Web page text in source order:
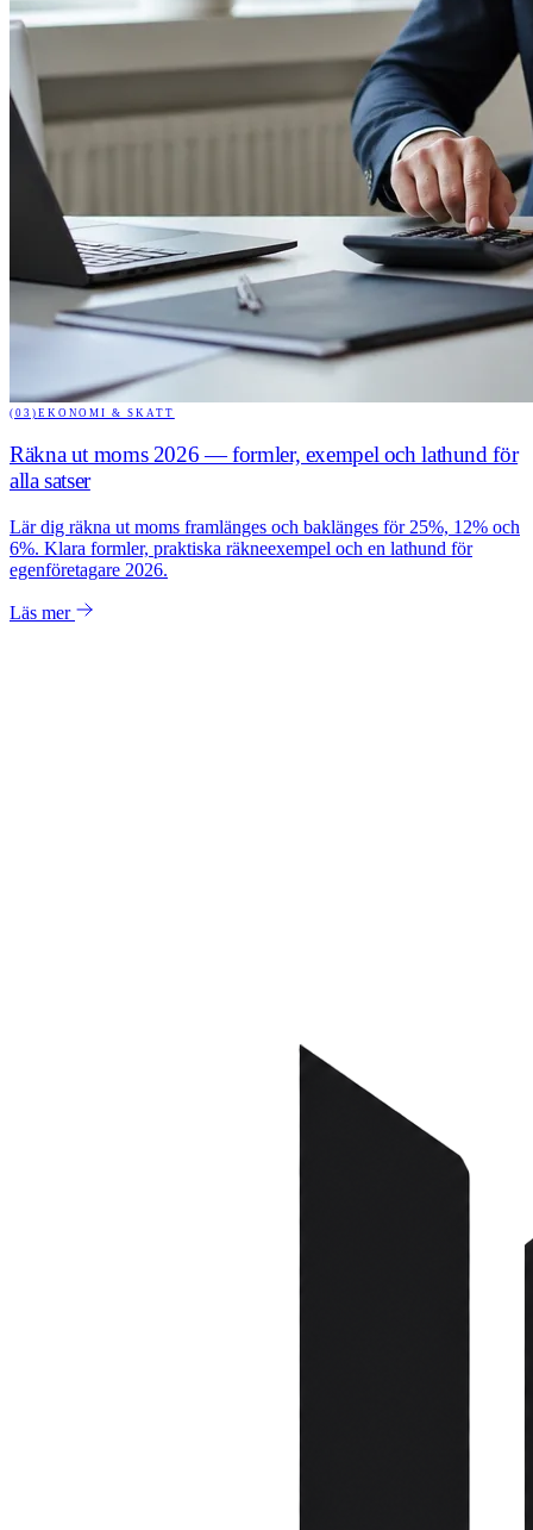
(03) EKONOMI & SKATT
Räkna ut moms 2026 — formler, exempel och lathund för
alla satser
Lär dig räkna ut moms framlänges och baklänges för 25%, 12% och
6%. Klara formler, praktiska räkneexempel och en lathund för
egenföretagare 2026.
Läs mer